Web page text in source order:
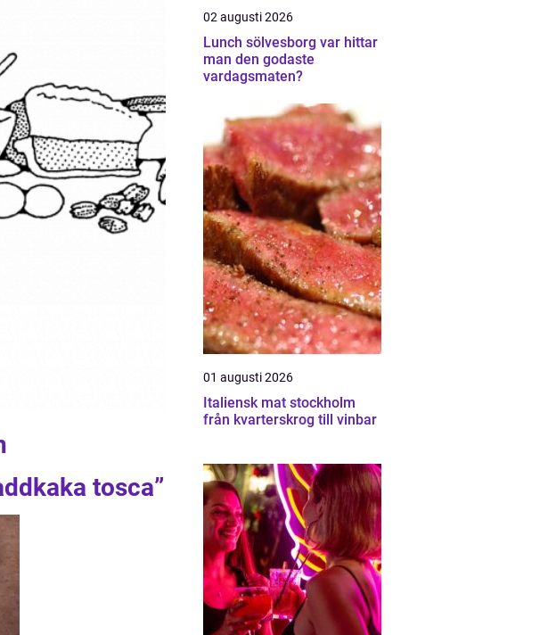
tosca”
02 augusti 2026
Lunch sölvesborg var hittar
man den godaste
vardagsmaten?
01 augusti 2026
Italiensk mat stockholm
från kvarterskrog till vinbar